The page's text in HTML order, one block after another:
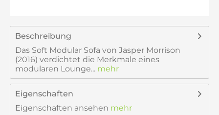
Beschreibung
Das Soft Modular Sofa von Jasper Morrison
(2016) verdichtet die Merkmale eines
modularen Lounge... mehr
Eigenschaften
Eigenschaften ansehen mehr